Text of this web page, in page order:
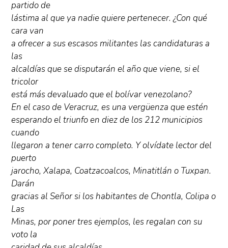
partido de
lástima al que ya nadie quiere pertenecer. ¿Con qué
cara van
a ofrecer a sus escasos militantes las candidaturas a
las
alcaldías que se disputarán el año que viene, si el
tricolor
está más devaluado que el bolívar venezolano?
En el caso de Veracruz, es una vergüenza que estén
esperando el triunfo en diez de los 212 municipios
cuando
llegaron a tener carro completo. Y olvídate lector del
puerto
jarocho, Xalapa, Coatzacoalcos, Minatitlán o Tuxpan.
Darán
gracias al Señor si los habitantes de Chontla, Colipa o
Las
Minas, por poner tres ejemplos, les regalan con su
voto la